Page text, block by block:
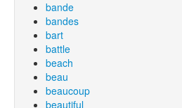
bande
bandes
bart
battle
beach
beau
beaucoup
beautiful